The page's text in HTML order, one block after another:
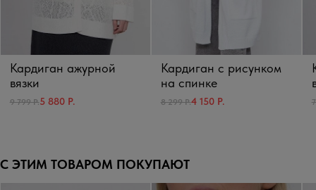
Кардиган ажурной
вязки
9 799 Р.5 880 Р.
Кардиган с рисунком
на спинке
8 299 Р.4 150 Р.
С ЭТИМ ТОВАРОМ ПОКУПАЮТ